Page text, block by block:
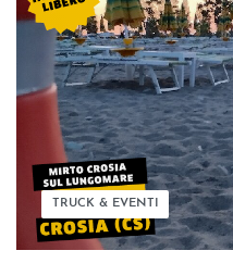
TRUCK & EVENTI